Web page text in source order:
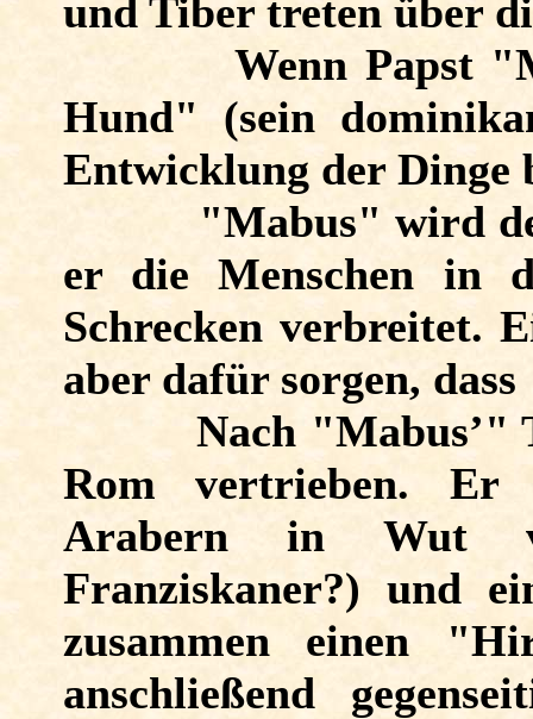
und Tiber treten über
Wenn Papst
Hund" (sein
Entwicklung der Dinge
"Mabus" wird
er die Menschen in
Schrecken verbreitet.
aber dafür sorgen,
Nach "Mabus’"
Rom vertrieben. Er
Arabern in Wut
Franziskaner?) und
zusammen einen
anschließend